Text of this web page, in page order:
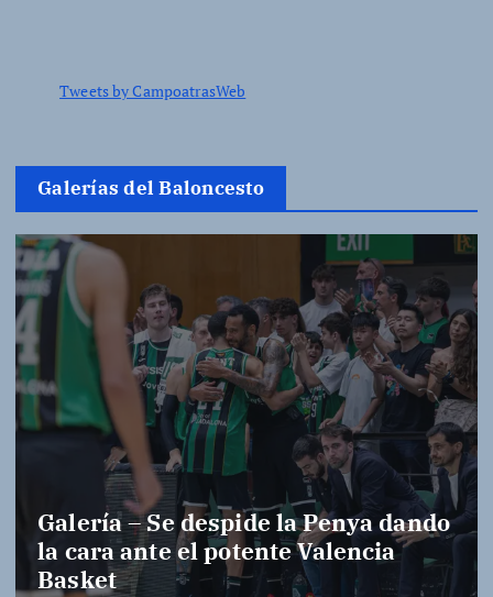
Tweets by CampoatrasWeb
Galerías del Baloncesto
Galería – Se despide la Penya dando
la cara ante el potente Valencia
Basket